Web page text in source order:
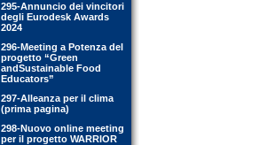
295-Annuncio dei vincitori
degli Eurodesk Awards
2024
296-Meeting a Potenza del
progetto “Green
andSustainable Food
Educators”
297-Alleanza per il clima
(prima pagina)
298-Nuovo online meeting
per il progetto WARRIOR